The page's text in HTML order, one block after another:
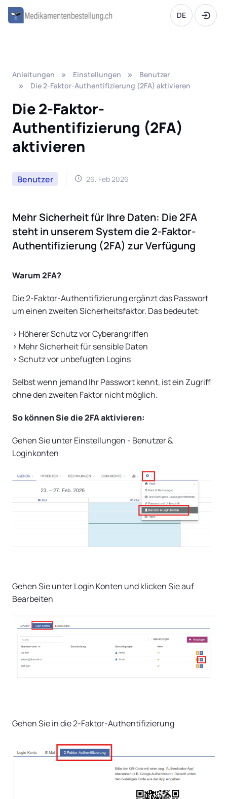
DE
Anleitungen Einstellungen
Benutzer
Die 2-Faktor-Authentifizierung (2FA) aktivieren
Die 2-Faktor-
Authentifizierung (2FA)
aktivieren
Benutzer 26. Feb 2026
Mehr Sicherheit für Ihre Daten: Die 2FA
steht in unserem System die 2-Faktor-
Authentifizierung (2FA) zur Verfügung
Warum 2FA?
Die 2-Faktor-Authentifizierung ergänzt das Passwort
um einen zweiten Sicherheitsfaktor. Das bedeutet:
> Höherer Schutz vor Cyberangriffen
> Mehr Sicherheit für sensible Daten
> Schutz vor unbefugten Logins
Selbst wenn jemand Ihr Passwort kennt, ist ein Zugriff
ohne den zweiten Faktor nicht möglich.
So können Sie die 2FA aktivieren:
Gehen Sie unter Einstellungen - Benutzer &
Loginkonten
Gehen Sie unter Login Konten und klicken Sie auf
Bearbeiten
Gehen Sie in die 2-Faktor-Authentifizierung